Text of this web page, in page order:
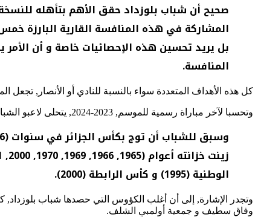
صحيح أن شباب بلوزداد حقق الأهم بتأهله
المشاركة في هذه المنافسة القارية البارزة
بل يريد تحسين هذه الإحصائيات خاصة و أن
المنافسة.
كل هذه الأهداف المتعددة سواء بالنسبة للنادي أو الأنصار, تجعل
وتحسبا لآخر مباراة رسمية للموسم, 2023-2024, يتحلى لاعبو الشباب بجدية مثالية خلال كل حصة تدريبية وهم عازمون على الظهور بأحسن مستوى من التنافس في الموعد المحدد.
الوطنية (1995) و كأس الرابطة (2000).
وتجدر الإشارة, إلى أن أغلب الكؤوس التي حصدها شباب بلوزداد,
وفاق سطيف و جمعية أولمبي الشلف.